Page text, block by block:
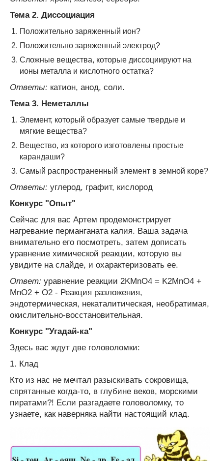
Тема 2. Диссоциация
Положительно заряженный ион?
Положительно заряженный электрод?
Сложные вещества, которые диссоциируют на
ионы металла и кислотного остатка?
Ответы: катион, анод, соли.
Тема 3. Неметаллы
Элемент, который образует самые твердые и
мягкие вещества?
Вещество, из которого изготовлены простые
карандаши?
Самый распространенный элемент в земной коре?
Ответы: углерод, графит, кислород
Конкурс "Опыт"
Сейчас для вас Артем продемонстрирует
нагревание перманганата калия. Ваша задача
внимательно его посмотреть, затем дописать
уравнение химической реакции, которую вы
увидите на слайде, и охарактеризовать ее.
Ответ: уравнение реакции 2KMnO4 = K2MnO4 +
MnO2 + O2 - Реакция разложения,
эндотермическая, некаталитическая, необратимая,
окислительно-восстановительная.
Конкурс "Угадай-ка"
Здесь вас ждут две головоломки:
1. Клад
Кто из нас не мечтал разыскивать сокровища,
спрятанные когда-то, в глубине веков, морскими
пиратами?! Если разгадаете головоломку, то
узнаете, как наверняка найти настоящий клад.